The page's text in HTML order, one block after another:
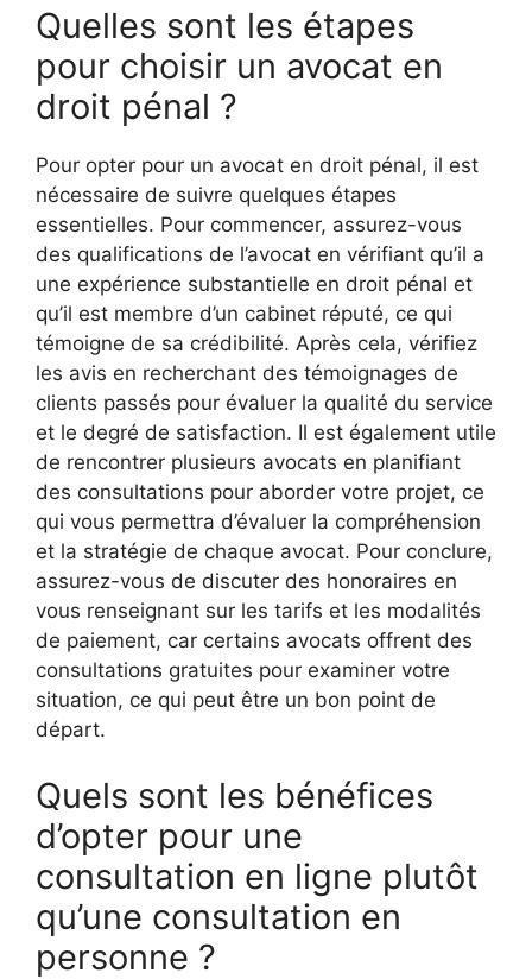
Quelles sont les étapes
pour choisir un avocat en
droit pénal ?
Pour opter pour un avocat en droit pénal, il est
nécessaire de suivre quelques étapes
essentielles. Pour commencer, assurez-vous
des qualifications de l’avocat en vérifiant qu’il a
une expérience substantielle en droit pénal et
qu’il est membre d’un cabinet réputé, ce qui
témoigne de sa crédibilité. Après cela, vérifiez
les avis en recherchant des témoignages de
clients passés pour évaluer la qualité du service
et le degré de satisfaction. Il est également utile
de rencontrer plusieurs avocats en planifiant
des consultations pour aborder votre projet, ce
qui vous permettra d’évaluer la compréhension
et la stratégie de chaque avocat. Pour conclure,
assurez-vous de discuter des honoraires en
vous renseignant sur les tarifs et les modalités
de paiement, car certains avocats offrent des
consultations gratuites pour examiner votre
situation, ce qui peut être un bon point de
départ.
Quels sont les bénéfices
d’opter pour une
consultation en ligne plutôt
qu’une consultation en
personne ?